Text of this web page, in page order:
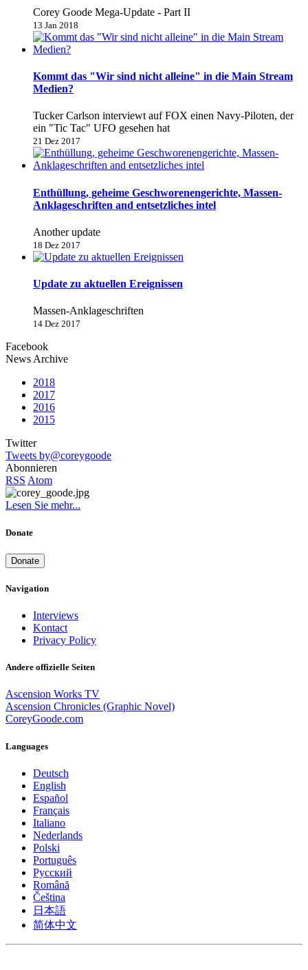
Corey Goode Mega-Update - Part II
13 Jan 2018
Kommt das "Wir sind nicht alleine" in die Main Stream
Medien?
Tucker Carlson interviewt auf FOX einen Navy-Piloten, der
ein "Tic Tac" UFO gesehen hat
21 Dez 2017
Enthüllung, geheime Geschworenengerichte, Massen-
Anklageschriften and entsetzliches intel
Another update
18 Dez 2017
Update zu aktuellen Ereignissen
Massen-Anklageschriften
14 Dez 2017
Facebook
News Archive
2018
2017
2016
2015
Twitter
Tweets by@coreygoode
Abonnieren
RSS Atom
Lesen Sie mehr...
Donate
Donate
Navigation
Interviews
Kontact
Privacy Policy
Andere offizielle Seiten
Ascension Works TV
Ascension Chronicles (Graphic Novel)
CoreyGoode.com
Languages
Deutsch
English
Español
Français
Italiano
Nederlands
Polski
Português
Pусский
Română
Čeština
日本語
简体中文